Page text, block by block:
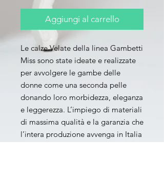
Aggiungi al carrello
Le calze Velate della linea Gambetti
Miss sono state ideate e realizzate
per avvolgere le gambe delle
donne come una seconda pelle
donando loro morbidezza, eleganza
e leggerezza. L’impiego di materiali
di massima qualità e la garanzia che
l’intera produzione avvenga in Italia